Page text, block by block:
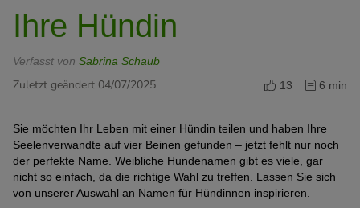
Ihre Hündin
Verfasst von Sabrina Schaub
Zuletzt geändert 04/07/2025 13 6 min
Sie möchten Ihr Leben mit einer Hündin teilen und haben Ihre
Seelenverwandte auf vier Beinen gefunden – jetzt fehlt nur noch
der perfekte Name. Weibliche Hundenamen gibt es viele, gar
nicht so einfach, da die richtige Wahl zu treffen. Lassen Sie sich
von unserer Auswahl an Namen für Hündinnen inspirieren.